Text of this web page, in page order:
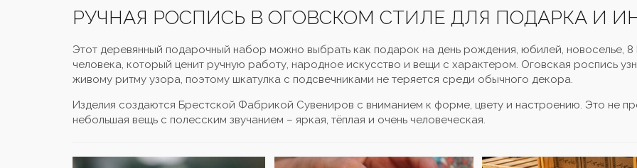
РУЧНАЯ РОСПИСЬ В ОГОВСКОМ СТИЛЕ ДЛЯ ПОДАРКА И
Этот деревянный подарочный набор можно выбрать как подарок на день рождения, юбилей, новоселье,
человека, который ценит ручную работу, народное искусство и вещи с характером. Оговская роспись
живому ритму узора, поэтому шкатулка с подсвечниками не теряется среди обычного декора.
Изделия создаются Брестской Фабрикой Сувениров с вниманием к форме, цвету и настроению. Это не
небольшая вещь с полесским звучанием – яркая, тёплая и очень человеческая.